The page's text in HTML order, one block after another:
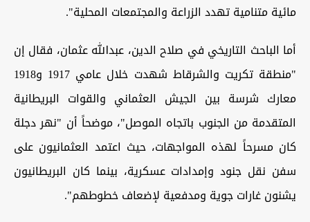
مائية متنامية تهدد الزراعة والمجتمعات المحلية".
أما الباحث التاريخي في صلاح الدين، عبدالله عثمان، فقال إن
"منطقة تكريت والشرقاط شهدت خلال عامي 1917 و1918
معارك شرسة بين الجيش العثماني والقوات البريطانية
المتقدمة من الجنوب باتجاه الموصل"، موضحاً أن "نهر دجلة
كان مسرحاً لهذه المواجهات، حيث اعتمد العثمانيون على
سفن نقل جنود وإمدادات عسكرية، بينما كان البريطانيون
يشنون غارات جوية ومدفعية لإضعاف خطوطهم".